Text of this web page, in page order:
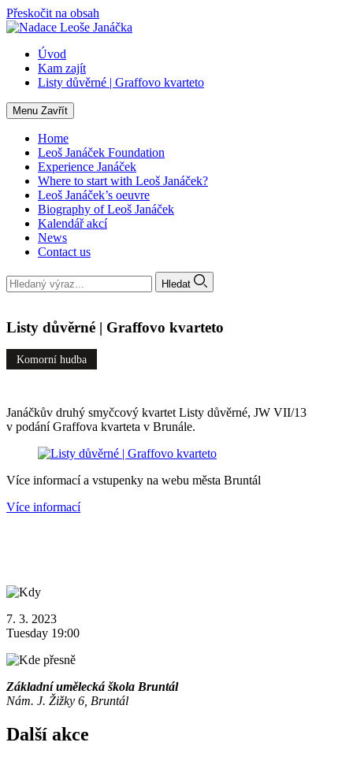
Přeskočit na obsah
Úvod
Kam zajít
Listy důvěrné | Graffovo kvarteto
Menu Zavřít
Home
Leoš Janáček Foundation
Experience Janáček
Where to start with Leoš Janáček?
Leoš Janáček’s oeuvre
Biography of Leoš Janáček
Kalendář akcí
News
Contact us
Hledat
Listy důvěrné | Graffovo kvarteto
Komorní hudba
Janáčkův druhý smyčcový kvartet Listy důvěrné, JW VII/13
v podání Graffova kvarteta v Brunále.
Více informací a vstupenky na webu města Bruntál
Více informací
7. 3. 2023
Tuesday 19:00
Základní umělecká škola Bruntál
Nám. J. Žižky 6, Bruntál
Další akce